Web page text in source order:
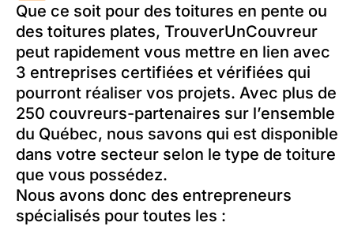
Que ce soit pour des toitures en pente ou
des toitures plates, TrouverUnCouvreur
peut rapidement vous mettre en lien avec
3 entreprises certifiées et vérifiées qui
pourront réaliser vos projets. Avec plus de
250 couvreurs-partenaires sur l’ensemble
du Québec, nous savons qui est disponible
dans votre secteur selon le type de toiture
que vous possédez.
Nous avons donc des entrepreneurs
spécialisés pour toutes les :